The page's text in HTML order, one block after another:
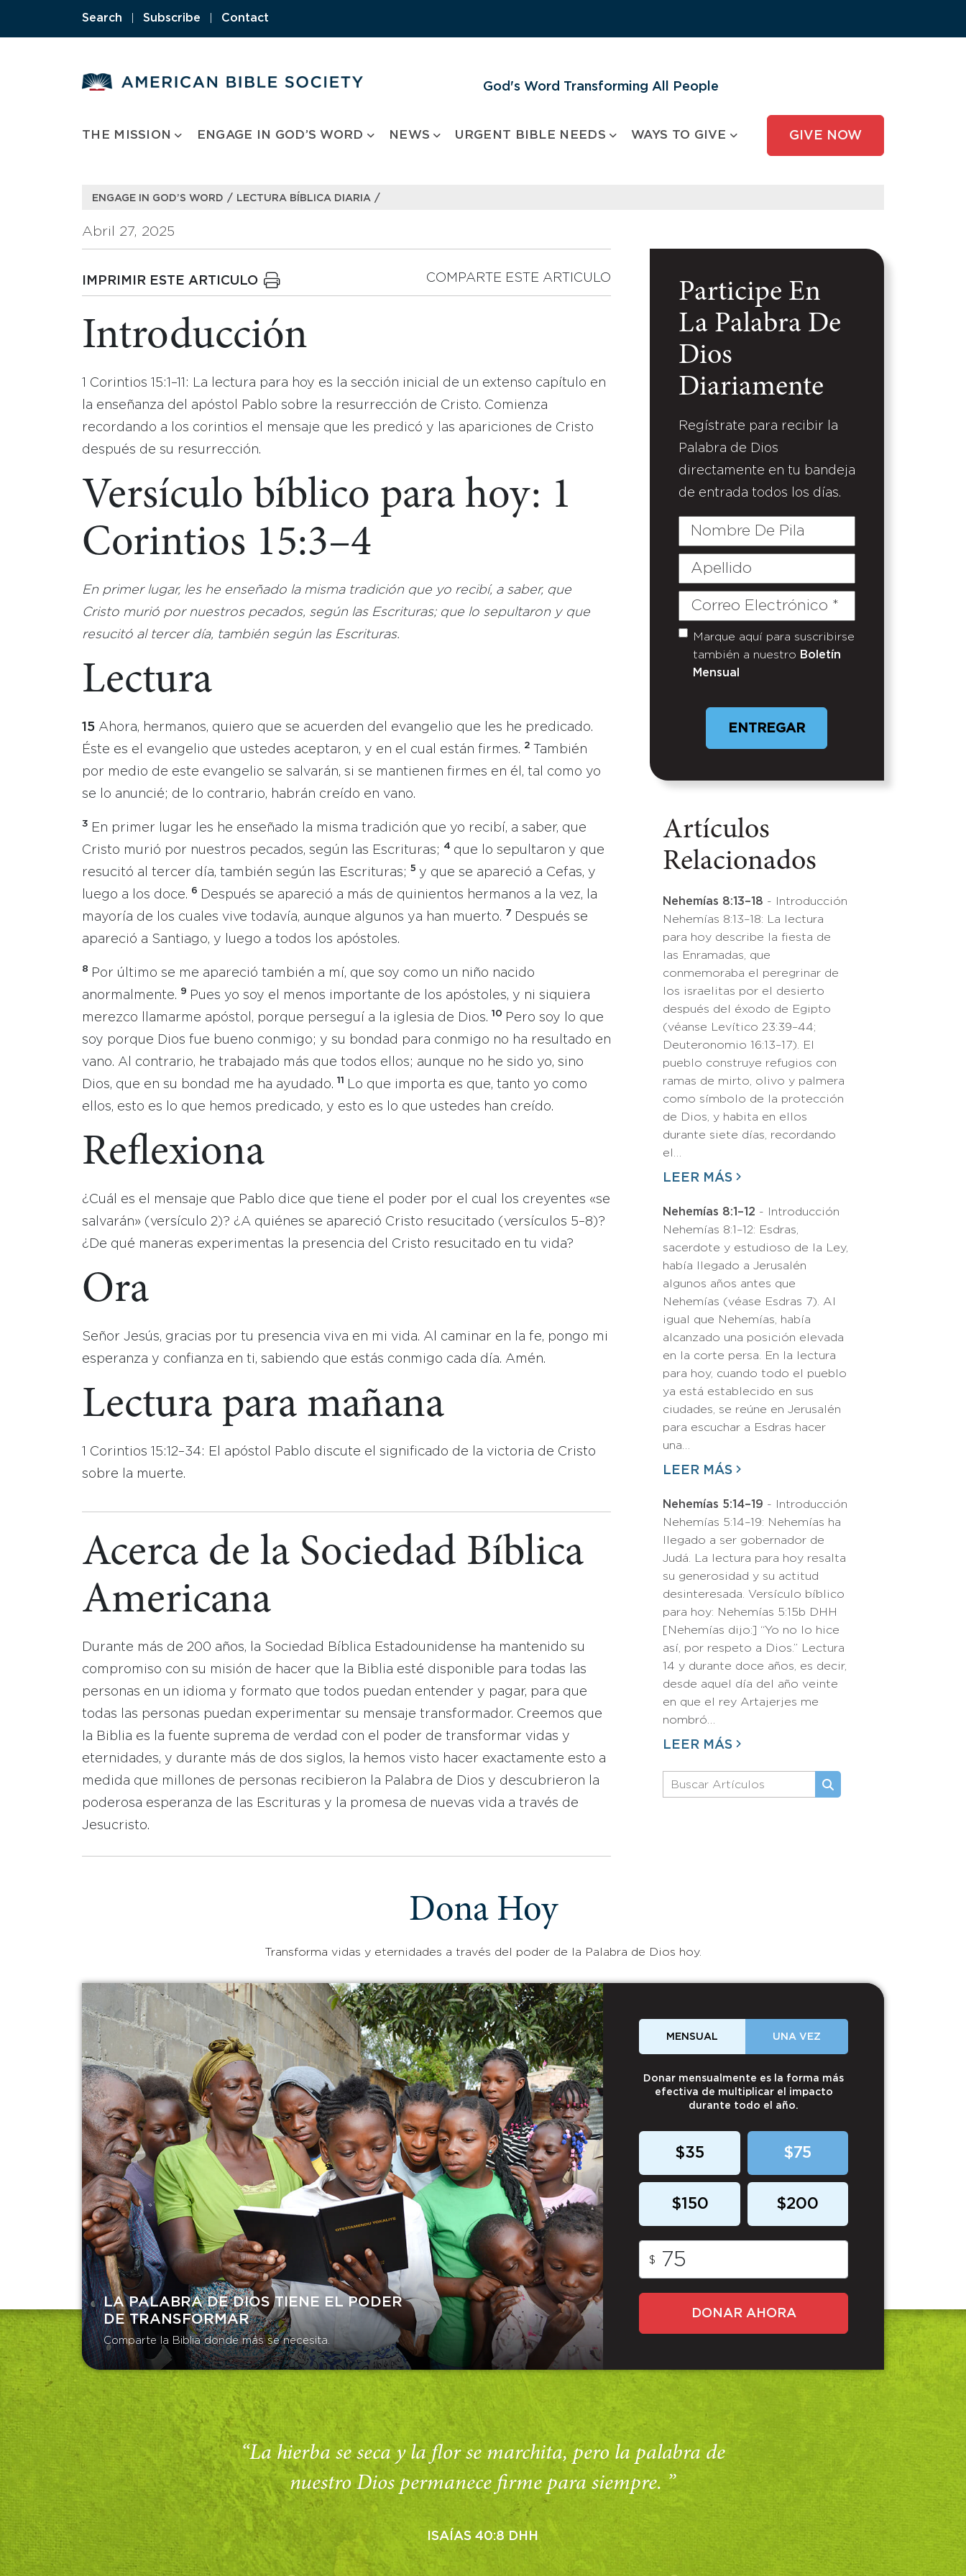
Search Subscribe Contact
God's Word Transforming All People
THE MISSION ENGAGE IN GOD’S WORD NEWS URGENT BIBLE NEEDS WAYS TO GIVE GIVE NOW
ENGAGE IN GOD’S WORD / LECTURA BÍBLICA DIARIA /
Abril 27, 2025
IMPRIMIR ESTE ARTICULO COMPARTE ESTE ARTICULO
Introducción
1 Corintios 15:1–11: La lectura para hoy es la sección inicial de un extenso capítulo en
la enseñanza del apóstol Pablo sobre la resurrección de Cristo. Comienza
recordando a los corintios el mensaje que les predicó y las apariciones de Cristo
después de su resurrección.
Versículo bíblico para hoy: 1
Corintios 15:3–4
En primer lugar, les he enseñado la misma tradición que yo recibí, a saber, que
Cristo murió por nuestros pecados, según las Escrituras; que lo sepultaron y que
resucitó al tercer día, también según las Escrituras.
Lectura
15 Ahora, hermanos, quiero que se acuerden del evangelio que les he predicado.
Éste es el evangelio que ustedes aceptaron, y en el cual están firmes. 2
También
por medio de este evangelio se salvarán, si se mantienen firmes en él, tal como yo
se lo anuncié; de lo contrario, habrán creído en vano.
3
En primer lugar les he enseñado la misma tradición que yo recibí, a saber, que
Cristo murió por nuestros pecados, según las Escrituras;
4 que lo sepultaron y que
resucitó al tercer día, también según las Escrituras; 5 y que se apareció a Cefas, y
luego a los doce. 6
Después se apareció a más de quinientos hermanos a la vez, la
mayoría de los cuales vive todavía, aunque algunos ya han muerto. 7
Después se
apareció a Santiago, y luego a todos los apóstoles.
8
Por último se me apareció también a mí, que soy como un niño nacido
anormalmente. 9
Pues yo soy el menos importante de los apóstoles, y ni siquiera
merezco llamarme apóstol, porque perseguí a la iglesia de Dios. 10
Pero soy lo que
soy porque Dios fue bueno conmigo; y su bondad para conmigo no ha resultado en
vano. Al contrario, he trabajado más que todos ellos; aunque no he sido yo, sino
Dios, que en su bondad me ha ayudado. 11
Lo que importa es que, tanto yo como
ellos, esto es lo que hemos predicado, y esto es lo que ustedes han creído.
Reflexiona
¿Cuál es el mensaje que Pablo dice que tiene el poder por el cual los creyentes «se
salvarán» (versículo 2)? ¿A quiénes se apareció Cristo resucitado (versículos 5–8)?
¿De qué maneras experimentas la presencia del Cristo resucitado en tu vida?
Ora
Señor Jesús, gracias por tu presencia viva en mi vida. Al caminar en la fe, pongo mi
esperanza y confianza en ti, sabiendo que estás conmigo cada día. Amén.
Lectura para mañana
1 Corintios 15:12–34: El apóstol Pablo discute el significado de la victoria de Cristo
sobre la muerte.
Acerca de la Sociedad Bíblica
Americana
Durante más de 200 años, la Sociedad Bíblica Estadounidense ha mantenido su
compromiso con su misión de hacer que la Biblia esté disponible para todas las
personas en un idioma y formato que todos puedan entender y pagar, para que
todas las personas puedan experimentar su mensaje transformador. Creemos que
la Biblia es la fuente suprema de verdad con el poder de transformar vidas y
eternidades, y durante más de dos siglos, la hemos visto hacer exactamente esto a
medida que millones de personas recibieron la Palabra de Dios y descubrieron la
poderosa esperanza de las Escrituras y la promesa de nuevas vida a través de
Jesucristo.
Participe En
La Palabra De
Dios
Diariamente
Regístrate para recibir la
Palabra de Dios
directamente en tu bandeja
de entrada todos los días.
Nombre
Pila
Apellido
Correo
Untitled
Marque aquí para suscribirse
también a nuestro Boletín
Mensual
Artículos
Relacionados
Nehemías 8:13–18 - Introducción
Nehemías 8:13–18: La lectura
para hoy describe la fiesta de
las Enramadas, que
conmemoraba el peregrinar de
los israelitas por el desierto
después del éxodo de Egipto
(véanse Levítico 23:39–44;
Deuteronomio 16:13–17). El
pueblo construye refugios con
ramas de mirto, olivo y palmera
como símbolo de la protección
de Dios, y habita en ellos
durante siete días, recordando
el…
LEER MÁS
Nehemías 8:1–12 - Introducción
Nehemías 8:1–12: Esdras,
sacerdote y estudioso de la Ley,
había llegado a Jerusalén
algunos años antes que
Nehemías (véase Esdras 7). Al
igual que Nehemías, había
alcanzado una posición elevada
en la corte persa. En la lectura
para hoy, cuando todo el pueblo
ya está establecido en sus
ciudades, se reúne en Jerusalén
para escuchar a Esdras hacer
una…
LEER MÁS
Nehemías 5:14–19 - Introducción
Nehemías 5:14–19: Nehemías ha
llegado a ser gobernador de
Judá. La lectura para hoy resalta
su generosidad y su actitud
desinteresada. Versículo bíblico
para hoy: Nehemías 5:15b DHH
[Nehemías dijo:] “Yo no lo hice
así, por respeto a Dios.” Lectura
14 y durante doce años, es decir,
desde aquel día del año veinte
en que el rey Artajerjes me
nombró…
LEER MÁS
Dona Hoy
Transforma vidas y eternidades a través del poder de la Palabra de Dios hoy.
LA PALABRA DE DIOS TIENE EL PODER
DE TRANSFORMAR​
Comparte la Biblia donde más se necesita.
MENSUAL UNA VEZ
Donar mensualmente es la forma más
efectiva de multiplicar el impacto
durante todo el año.
$35 $75
$150 $200
$
DONAR AHORA
“La hierba se seca y la flor se marchita, pero la palabra de
nuestro Dios permanece firme para siempre. ”
ISAÍAS 40:8 DHH